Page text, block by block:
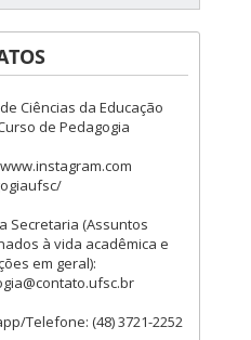
Ciências da Educação
de Pedagogia
Secretaria (Assuntos
à vida acadêmica e
em geral):
Telefone: (48) 3721-2252